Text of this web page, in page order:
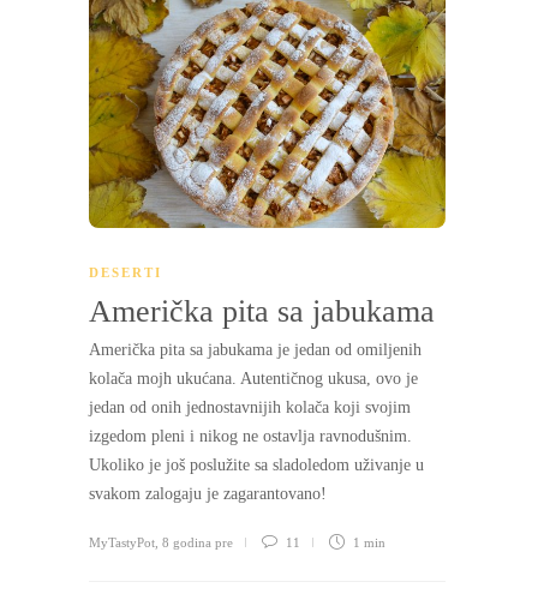
DESERTI
Američka pita sa jabukama
Američka pita sa jabukama je jedan od omiljenih
kolača mojh ukućana. Autentičnog ukusa, ovo je
jedan od onih jednostavnijih kolača koji svojim
izgedom pleni i nikog ne ostavlja ravnodušnim.
Ukoliko je još poslužite sa sladoledom uživanje u
svakom zalogaju je zagarantovano!
MyTastyPot 8 godina pre 11 1 min